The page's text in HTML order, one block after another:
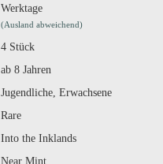
Werktage
(Ausland abweichend)
4 Stück
ab 8 Jahren
Jugendliche, Erwachsene
Rare
Into the Inklands
Near Mint